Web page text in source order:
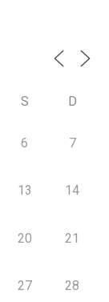
S D
6 7
13 14
20 21
27 28